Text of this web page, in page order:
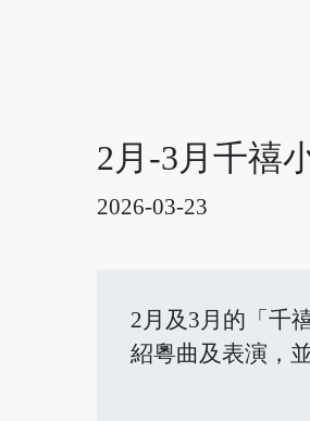
2月-3月千禧
2026-03-23
2月及3月的「千
紹粵曲及表演，